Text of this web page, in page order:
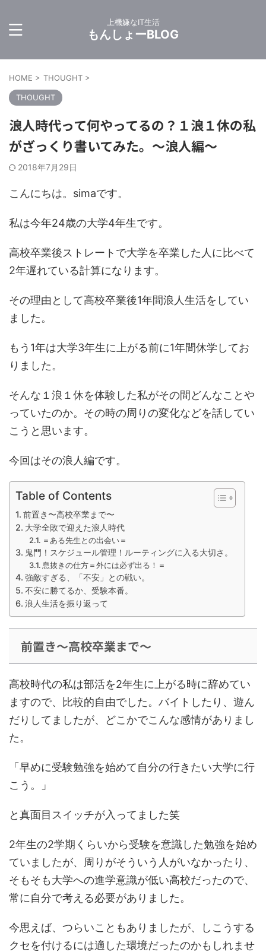
上機嫌なIT生活
もんしょーBLOG
HOME > THOUGHT >
THOUGHT
浪人時代って何やってるの？１浪１休の私
がざっくり書いてみた。〜浪人編〜
2018年7月29日
こんにちは。simaです。
私は今年24歳の大学4年生です。
高校卒業後ストレートで大学を卒業した人に比べて
2年遅れている計算になります。
その理由として高校卒業後1年間浪人生活をしてい
ました。
もう1年は大学3年生に上がる前に1年間休学してお
りました。
そんな１浪１休を体験した私がその間どんなことや
っていたのか。その時の周りの変化などを話してい
こうと思います。
今回はその浪人編です。
Table of Contents
前置き〜高校卒業まで〜
大学全敗で迎えた浪人時代
＝ある先生との出会い＝
鬼門！スケジュール管理！ルーティングに入る大切さ。
息抜きの仕方＝外には必ず出る！＝
強敵すぎる、「不安」との戦い。
不安に勝てるか、受験本番。
浪人生活を振り返って
前置き〜高校卒業まで〜
高校時代の私は部活を2年生に上がる時に辞めてい
ますので、比較的自由でした。バイトしたり、遊ん
だりしてましたが、どこかでこんな感情がありまし
た。
「早めに受験勉強を始めて自分の行きたい大学に行
こう。」
と真面目スイッチが入ってました笑
2年生の2学期くらいから受験を意識した勉強を始め
ていましたが、周りがそういう人がいなかったり、
そもそも大学への進学意識が低い高校だったので、
常に自分で考える必要がありました。
今思えば、つらいこともありましたが、しこうする
クセを付けるには適した環境だったのかもしれませ